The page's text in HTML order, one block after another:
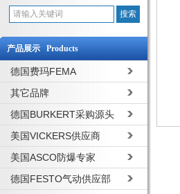
产品展示 Products
德国费玛FEMA
其它品牌
德国BURKERT采购源头
美国VICKERS供应商
美国ASCO防爆专家
德国FESTO气动供应部